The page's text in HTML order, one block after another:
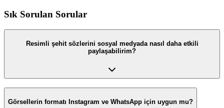
Sık Sorulan Sorular
Resimli şehit sözlerini sosyal medyada nasıl daha etkili
paylaşabilirim?
Görsellerin formatı Instagram ve WhatsApp için uygun mu?